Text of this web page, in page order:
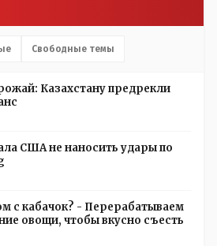
Свободные темы
Казахстану предрекли
США не наносить удары по
с кабачок? - Перерабатываем
овощи, чтобы вкусно съесть